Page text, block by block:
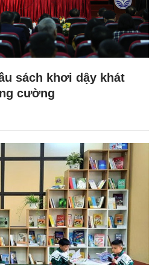
sách khơi dậy khát
cường